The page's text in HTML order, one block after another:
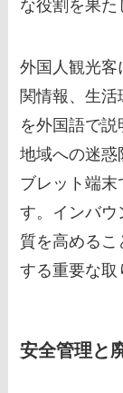
な役割を果た
外国人観光客
関情報、生
を外国語で
地域への迷惑
ブレット端末
す。インバウ
質を高める
する重要な取
安全管理と